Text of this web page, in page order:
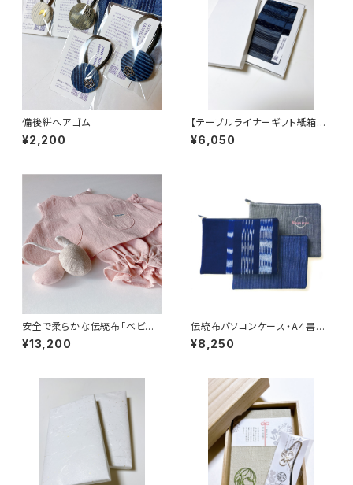
備後絣ヘアゴム
¥2,200
【テーブルライナーギフト紙箱セ
ット】備後絣
¥6,050
安全で柔らかな伝統布「ベビー
ギフトセット」
¥13,200
伝統布パソコンケース・A４書類
が入るサイズ感
¥8,250